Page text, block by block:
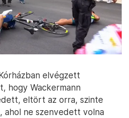
elvégzett
hogy Wackermann
eltört az orra, szinte
ahol ne szenvedett volna